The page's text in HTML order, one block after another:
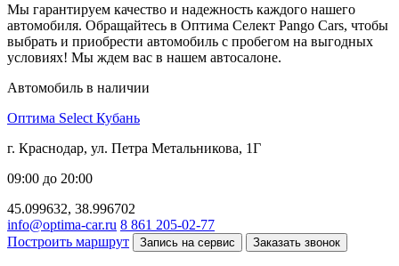
Мы гарантируем качество и надежность каждого нашего
автомобиля. Обращайтесь в Оптима Селект Pango Cars, чтобы
выбрать и приобрести автомобиль с пробегом на выгодных
условиях! Мы ждем вас в нашем автосалоне.
Автомобиль в наличии
Оптима Select Кубань
г. Краснодар, ул. Петра Метальникова, 1Г
09:00 до 20:00
45.099632, 38.996702
info@optima-car.ru 8 861 205-02-77
Построить маршрут
Запись на сервис Заказать звонок